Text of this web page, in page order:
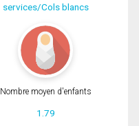
services/Cols blancs
Nombre moyen d'enfants
1.79